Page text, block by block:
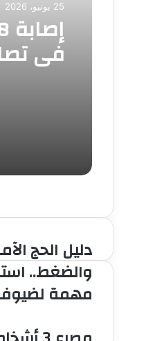
25 يونيو، 2026
في
ببرج
دليل
الحج
الآمن
لمرضى
استشاري
دليل الحج
والضغط..
مهمة